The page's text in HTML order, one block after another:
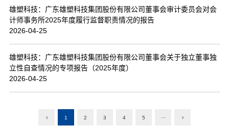
雄塑科技：广东雄塑科技集团股份有限公司董事会审计委员会对会
计师事务所2025年度履行监督职责情况的报告
2026-04-25
雄塑科技：广东雄塑科技集团股份有限公司董事会关于独立董事独
立性自查情况的专项报告（2025年度）
2026-04-25
1 2 3 4 5 ···